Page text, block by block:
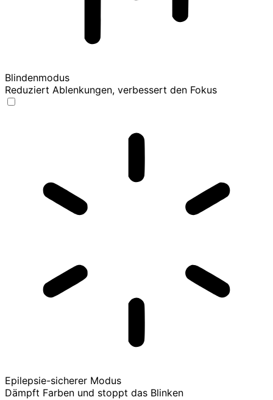
Blindenmodus
Reduziert Ablenkungen, verbessert den Fokus
Epilepsie-sicherer Modus
Dämpft Farben und stoppt das Blinken